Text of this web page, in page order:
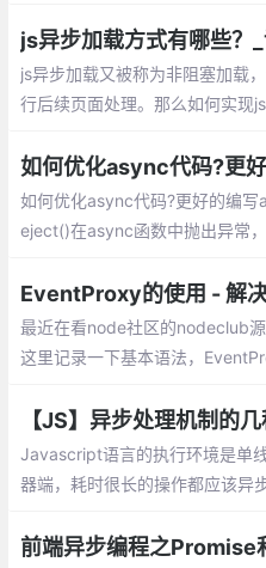
js异步加载又被称为非阻塞加载
行后续页面处理。那么如何实现
时的异步加载、
es6模块type=module属性
如何优化async代码?更
如何优化async代码?更好的编
eject()在async函数中抛出异常
用map来代替它
EventProxy的使用 - 解
最近在看node社区的nodeclub
这里记录一下基本语法，
地狱问题的工具
【JS】异步处理机制的
Javascript语言的执行环境是单
器端，耗时很长的操作都应该异
前端异步编程之Promise